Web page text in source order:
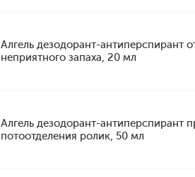
Алгель дезодорант-антиперспирант
неприятного запаха, 20 мл
Алгель дезодорант-антиперспирант
потоотделения ролик, 50 мл